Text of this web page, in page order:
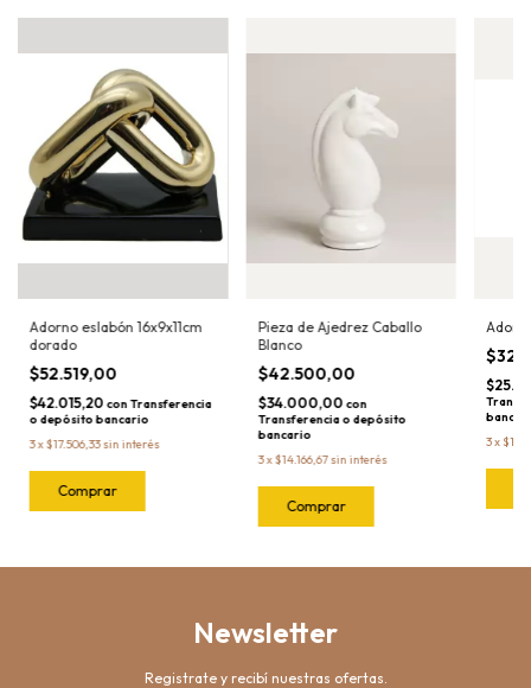
Adorno eslabón 16x9x11cm
dorado
$52.519,00
$42.015,20 con Transferencia
o depósito bancario
3x$17.506,33sin interés
Pieza de Ajedrez Caballo
Blanco
$42.500,00
$34.000,00 con
Transferencia o depósito
bancario
3x$14.166,67sin interés
3x
Newsletter
Registrate y recibí nuestras ofertas.